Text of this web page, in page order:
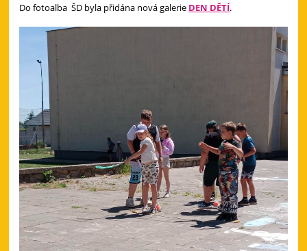
Do fotoalba ŠD byla přidána nová galerie DEN DĚTÍ.